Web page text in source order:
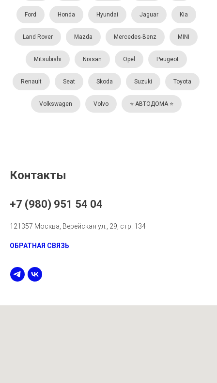
Ford Honda Hyundai Jaguar Kia
Land Rover Mazda Mercedes-Benz MINI
Mitsubishi Nissan Opel Peugeot
Renault Seat Skoda Suzuki Toyota
Volkswagen Volvo ⭐️ АВТОДОМА ⭐️
Контакты
+7 (980) 951 54 04
121357 Москва, Верейская ул., 29, стр. 134
ОБРАТНАЯ СВЯЗЬ